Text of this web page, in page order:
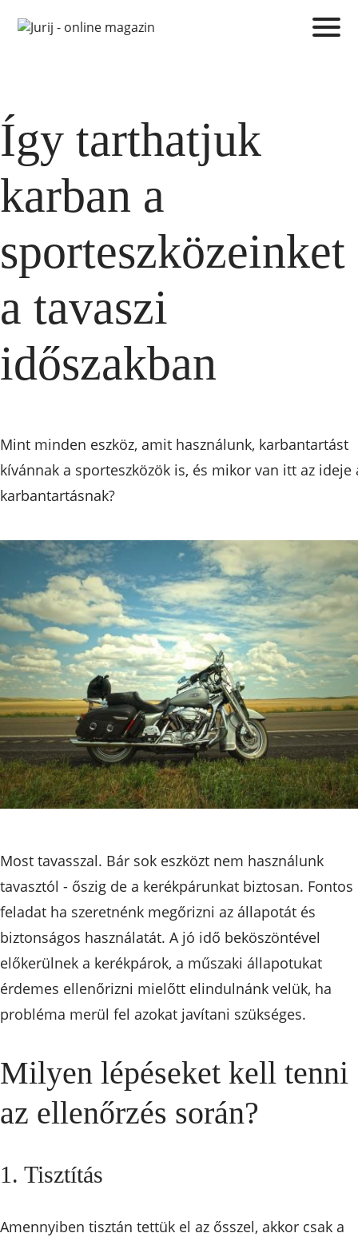
Így tarthatjuk
karban a
sporteszközeinket
a tavaszi
időszakban
Mint minden eszköz, amit használunk, karbantartást
kívánnak a sporteszközök is, és mikor van itt az ideje
karbantartásnak?
Most tavasszal. Bár sok eszközt nem használunk
tavasztól - őszig de a kerékpárunkat biztosan. Fontos
feladat ha szeretnénk megőrizni az állapotát és
biztonságos használatát. A jó idő beköszöntével
előkerülnek a kerékpárok, a műszaki állapotukat
érdemes ellenőrizni mielőtt elindulnánk velük, ha
probléma merül fel azokat javítani szükséges.
Milyen lépéseket kell tenni
az ellenőrzés során?
1. Tisztítás
Amennyiben tisztán tettük el az ősszel, akkor csak a